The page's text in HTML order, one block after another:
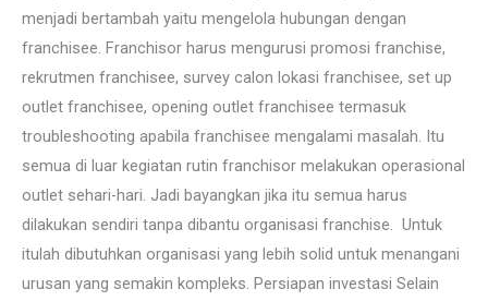
menjadi bertambah yaitu mengelola hubungan dengan
franchisee. Franchisor harus mengurusi promosi franchise,
rekrutmen franchisee, survey calon lokasi franchisee, set up
outlet franchisee, opening outlet franchisee termasuk
troubleshooting apabila franchisee mengalami masalah. Itu
semua di luar kegiatan rutin franchisor melakukan operasional
outlet sehari-hari. Jadi bayangkan jika itu semua harus
dilakukan sendiri tanpa dibantu organisasi franchise. Untuk
itulah dibutuhkan organisasi yang lebih solid untuk menangani
urusan yang semakin kompleks. Persiapan investasi Selain